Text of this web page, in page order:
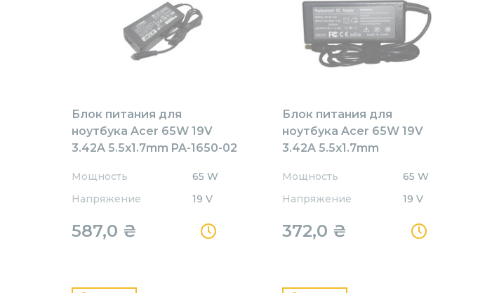
Блок питания для
ноутбука Acer 65W 19V
3.42A 5.5x1.7mm PA-1650-02
Мощность
65 W
Напряжение
19 V
587,0 ₴
Блок питания для
ноутбука Acer 65W 19V
3.42A 5.5x1.7mm
REPLACEMENT
Мощность
65 W
Напряжение
19 V
372,0 ₴